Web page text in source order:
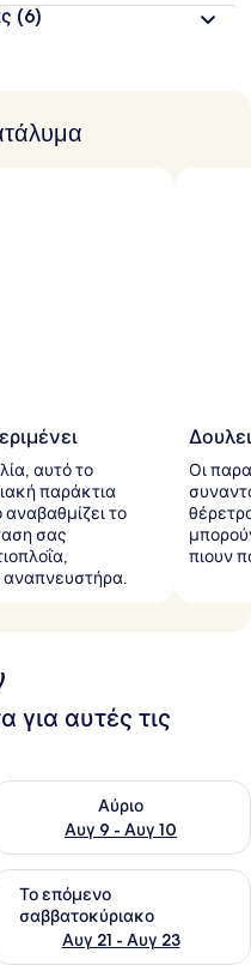
(6)
αυτό το
παράκτια
το
σας
Οι
πιουν
για αυτές τις
Αυγ 8 - Αυγ 9
Αύριο
Αυγ 9 - Αυγ 10
διαθεσιμότητας
το σαββατοκύριακο Αυγ
Το επόμενο
σαββατοκύριακο
Αυγ 21 - Αυγ 23
διαθεσιμότητας